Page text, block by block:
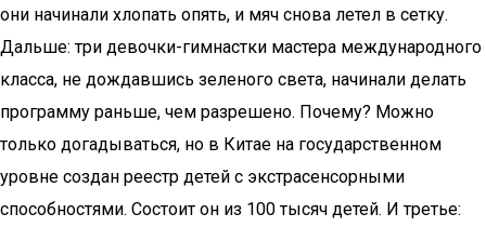
они начинали хлопать опять, и мяч снова летел в сетку.
Дальше: три девочки-гимнастки мастера международного
класса, не дождавшись зеленого света, начинали делать
программу раньше, чем разрешено. Почему? Можно
только догадываться, но в Китае на государственном
уровне создан реестр детей с экстрасенсорными
способностями. Состоит он из 100 тысяч детей. И третье: